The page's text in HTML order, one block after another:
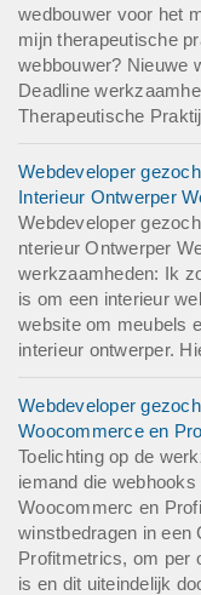
wedbouwer voor het
mijn therapeutische
webbouwer? Nieuwe
Deadline
Therapeutische
Webdeveloper
Interieur Ontwerper
Webdeveloper
nterieur Ontwerper
werkzaamheden: Ik
is om een interieur
website om meubels
interieur ontwerper.
Webdeveloper
Woocommerce en
Toelichting op de
iemand die
Woocommerc en
winstbedragen in een
Profitmetrics, om per
is en dit uiteindelijk